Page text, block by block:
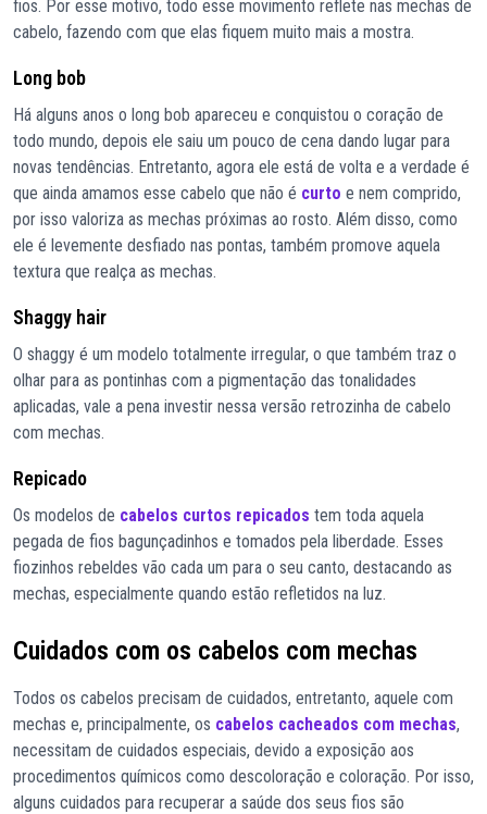
fios. Por esse motivo, todo esse movimento reflete nas mechas de
cabelo, fazendo com que elas fiquem muito mais a mostra.
Long bob
Há alguns anos o long bob apareceu e conquistou o coração de
todo mundo, depois ele saiu um pouco de cena dando lugar para
novas tendências. Entretanto, agora ele está de volta e a verdade é
que ainda amamos esse cabelo que não é curto e nem comprido,
por isso valoriza as mechas próximas ao rosto. Além disso, como
ele é levemente desfiado nas pontas, também promove aquela
textura que realça as mechas.
Shaggy hair
O shaggy é um modelo totalmente irregular, o que também traz o
olhar para as pontinhas com a pigmentação das tonalidades
aplicadas, vale a pena investir nessa versão retrozinha de cabelo
com mechas.
Repicado
Os modelos de cabelos curtos repicados tem toda aquela
pegada de fios bagunçadinhos e tomados pela liberdade. Esses
fiozinhos rebeldes vão cada um para o seu canto, destacando as
mechas, especialmente quando estão refletidos na luz.
Cuidados com os cabelos com mechas
Todos os cabelos precisam de cuidados, entretanto, aquele com
mechas e, principalmente, os cabelos cacheados com mechas,
necessitam de cuidados especiais, devido a exposição aos
procedimentos químicos como descoloração e coloração. Por isso,
alguns cuidados para recuperar a saúde dos seus fios são